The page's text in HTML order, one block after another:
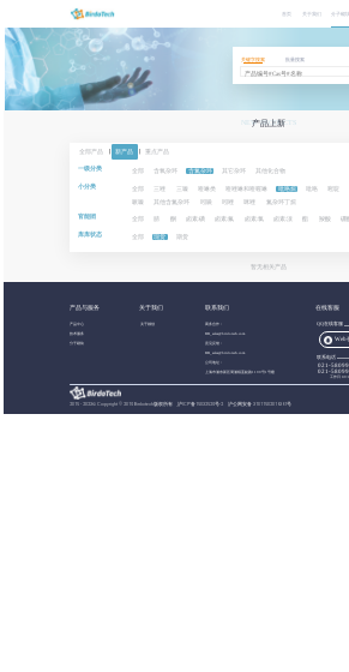
首页 关于我们 分子砌块
关键字搜索
批量搜索
NEW PRODUCTS
产品上新
全部产品 新产品 重点产品
一级分类 全部 含氧杂环 含氮杂环 其它杂环 其他化合物
小分类 全部 三唑 三嗪 喹啉类 喹唑啉和喹喔啉 吡咯烷 吡咯 嘧啶
其他含氮杂环 吲唑 咪唑 氮杂环丁烷
官能团 全部 腈 酮 卤素:碘 卤素:氟 卤素:氯 卤素:溴 酯 羧酸 硼
库库状态 全部 现货 期货
暂无相关产品
产品与服务 关于我们 联系我们 在线客服
产品中心
技术服务
分子砌块
关于都创
商务合作：
BB_sales@birdotech.com
意见反馈：
BB_sales@birdotech.com
公司地址：
上海市浦东新区周浦镇蓝靛路1199号1号楼
QQ在线客服
Web
联系电话
021-
021-
工作日
2015 - 2023© Copyright © 2019 Birdotech版权所有 , 沪ICP备15032529号-2 沪公网安备 31011502016361号